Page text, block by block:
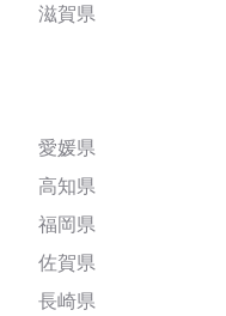
滋賀県
愛媛県
高知県
福岡県
佐賀県
長崎県